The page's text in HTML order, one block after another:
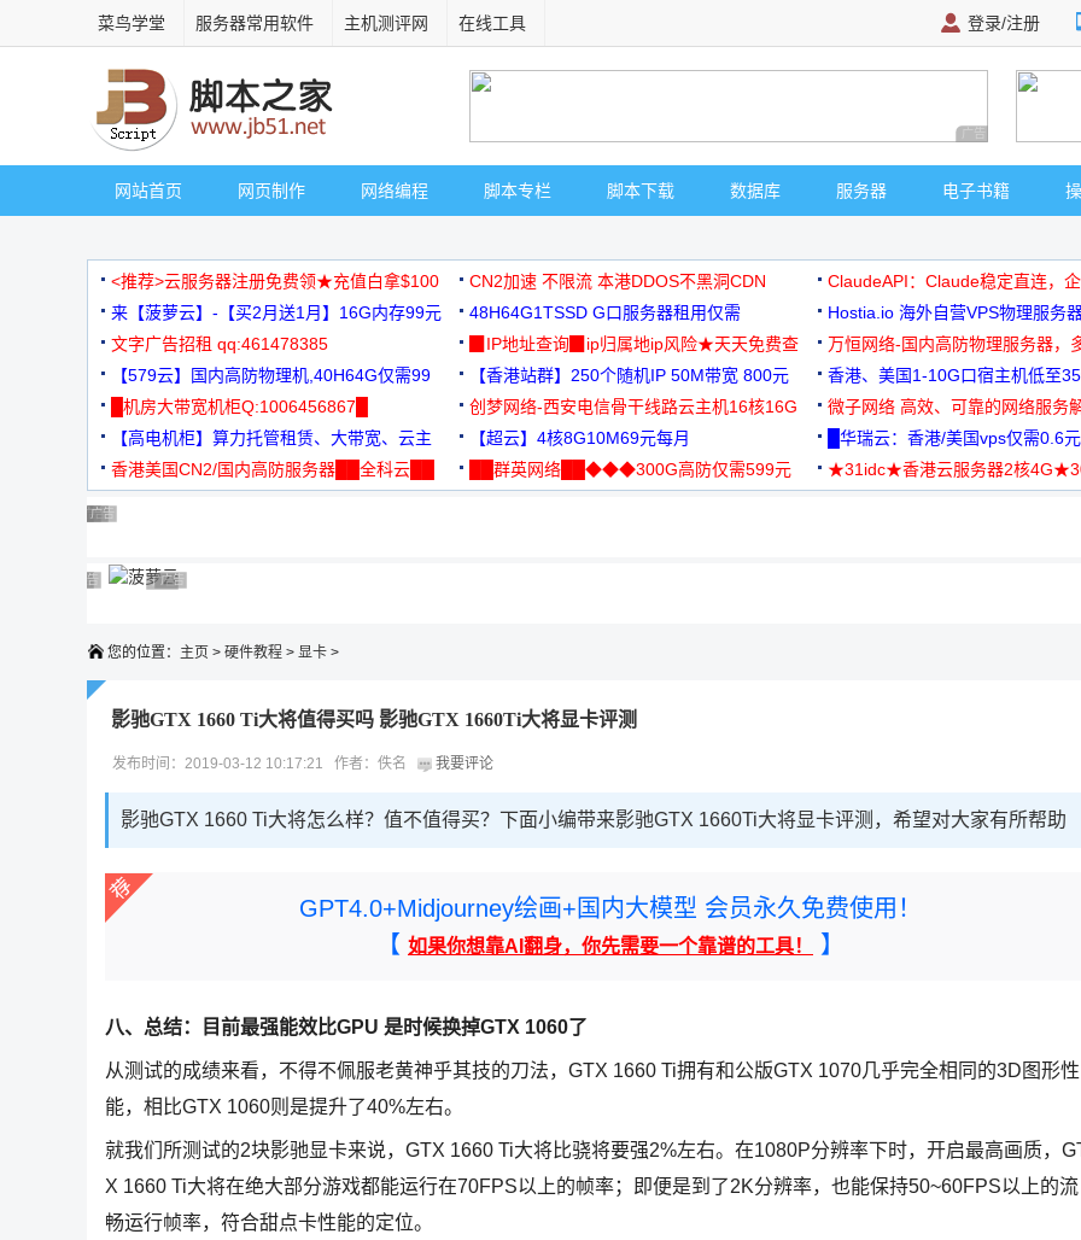
菜鸟学堂 服务器常用软件 主机测评网 在线工具 登录/注册
广告 商业广告，理性
网站首页 网页制作 网络编程 脚本专栏 脚本下载 数据库 服务器 电子书籍
<推荐>云服务器注册免费领★充值白拿$100 CN2加速 不限流 本港DDOS不黑洞CDN ClaudeAPI：Claude稳定直连，
来【菠萝云】-【买2月送1月】16G内存99元
48H64G1TSSD G口服务器租用仅需
3000+可免费测试
Hostia.io 海外自营VPS物理服务
文字广告招租 qq:461478385
▉IP地址查询▉ip归属地ip风险★天天免费查
万恒网络-国内高防物理服务器，
99元/月起
【579云】国内高防物理机,40H64G仅需99
元
【香港站群】250个随机IP 50M带宽 800元 香港、美国1-10G口宿主机低至
█机房大带宽机柜Q:1006456867█
创梦网络-西安电信骨干线路云主机16核16G
88元/月
微子网络 高效、可靠的网络服务
【高电机柜】算力托管租赁、大带宽、云主
机
【超云】4核8G10M69元每月 █华瑞云：香港/美国vps仅需0.6元
香港美国CN2/国内高防服务器██全科云██
██群英网络██◆◆◆300G高防仅需599元
★31idc★香港云服务器2核
广告 商业广告，理性选择
广告 商业广告，理性选择
广告 商业广告，理性选择
广告 商业广告，理性选择
广告 商业广告，理性选择
广告 商业广告，理性选择
广告 商业广告，理性选择
广告 商业广告，理性选择广告 商业广告，理性选择
广告 商业广告，理性选择
您的位置： 主页 > 硬件教程 > 显卡 >
影驰GTX 1660 Ti大将值得买吗 影驰GTX 1660Ti大将显卡评测
发布时间：2019-03-12 10:17:21 作者：佚名 我要评论
影驰GTX 1660 Ti大将怎么样？值不值得买？下面小编带来影驰GTX 1660Ti大将显卡评测，希望对大家有所帮助
GPT4.0+Midjourney绘画+国内大模型 会员永久免费使用！
【 如果你想靠AI翻身，你先需要一个靠谱的工具！ 】
八、总结：目前最强能效比GPU 是时候换掉GTX 1060了
从测试的成绩来看，不得不佩服老黄神乎其技的刀法，GTX 1660 Ti拥有和公版GTX 1070几乎完全相同的3D图形性
能，相比GTX 1060则是提升了40%左右。
就我们所测试的2块影驰显卡来说，GTX 1660 Ti大将比骁将要强2%左右。在1080P分辨率下时，开启最高画质，
X 1660 Ti大将在绝大部分游戏都能运行在70FPS以上的帧率；即便是到了2K分辨率，也能保持50~60FPS以上的流
畅运行帧率，符合甜点卡性能的定位。